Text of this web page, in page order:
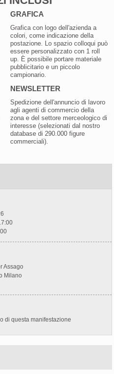
GRAFICA
Grafica con logo dell'azienda a
colori, come indicazione della
postazione. Lo spazio colloqui può
essere personalizzato con 1 roll
up. È possibile portare materiale
pubblicitario e un piccolo
campionario.
NEWSLETTER
Spedizione dell'annuncio di lavoro
agli agenti di commercio della
zona e del settore merceologico di
interesse (selezionati dal nostro
database di 290.000 figure
commerciali).
Assago
Milano
di questa manifestazione